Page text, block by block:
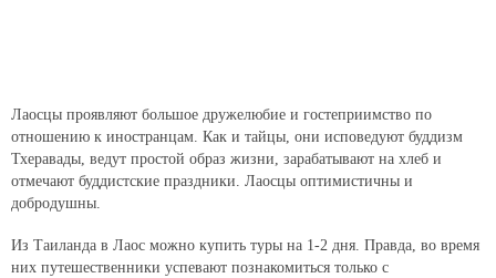
Лаосцы проявляют большое дружелюбие и гостеприимство по
отношению к иностранцам. Как и тайцы, они исповедуют буддизм
Тхеравады, ведут простой образ жизни, зарабатывают на хлеб и
отмечают буддистские праздники. Лаосцы оптимистичны и
добродушны.
Из Таиланда в Лаос можно купить туры на 1-2 дня. Правда, во время
них путешественники успевают познакомиться только с